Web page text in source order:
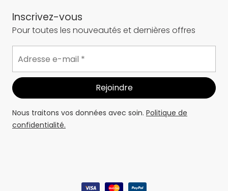
Inscrivez-vous
Pour toutes les nouveautés et dernières offres
Nous traitons vos données avec soin. Politique de
confidentialité.